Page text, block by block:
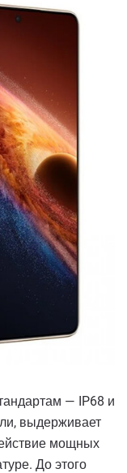
— IP68 и
выдерживает
мощных
До этого